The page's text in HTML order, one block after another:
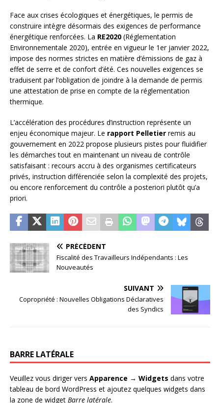
Face aux crises écologiques et énergétiques, le permis de
construire intègre désormais des exigences de performance
énergétique renforcées. La RE2020 (Réglementation
Environnementale 2020), entrée en vigueur le 1er janvier 2022,
impose des normes strictes en matière d’émissions de gaz à
effet de serre et de confort d’été. Ces nouvelles exigences se
traduisent par l’obligation de joindre à la demande de permis
une attestation de prise en compte de la réglementation
thermique.
L’accélération des procédures d’instruction représente un
enjeu économique majeur. Le rapport Pelletier remis au
gouvernement en 2022 propose plusieurs pistes pour fluidifier
les démarches tout en maintenant un niveau de contrôle
satisfaisant : recours accru à des organismes certificateurs
privés, instruction différenciée selon la complexité des projets,
ou encore renforcement du contrôle a posteriori plutôt qu’a
priori.
PRÉCÉDENT
Fiscalité des Travailleurs Indépendants : Les
Nouveautés
SUIVANT
Copropriété : Nouvelles Obligations Déclaratives
des Syndics
BARRE LATÉRALE
Veuillez vous diriger vers Apparence → Widgets dans votre
tableau de bord WordPress et ajoutez quelques widgets dans
la zone de widget Barre latérale.